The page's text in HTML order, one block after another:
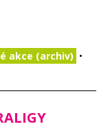
akce (archiv) •